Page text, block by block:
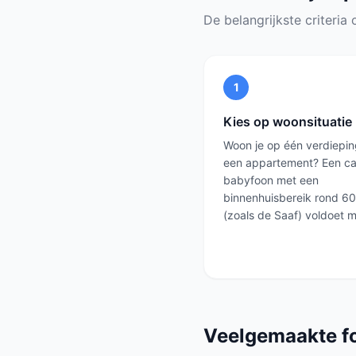
De belangrijkste criteria
1
Kies op woonsituatie
Woon je op één
een appartement? Een
babyfoon met een
binnenhuisbereik rond
(zoals de Saaf) voldoet
Veelgemaakte